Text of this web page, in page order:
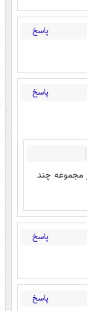
پاسخ
پاسخ
مجموعه چند
پاسخ
پاسخ